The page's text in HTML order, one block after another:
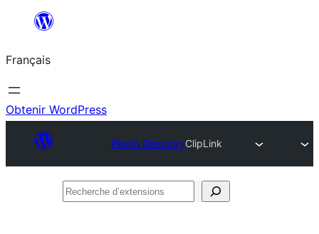
contenu
Français
Obtenir WordPress
Plugin DirectoryClipLink
Recherche